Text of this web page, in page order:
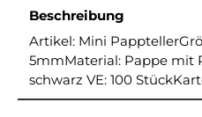
Beschreibung
Artikel: Mini
5mmMaterial: Pappe mit
schwarz VE: 100